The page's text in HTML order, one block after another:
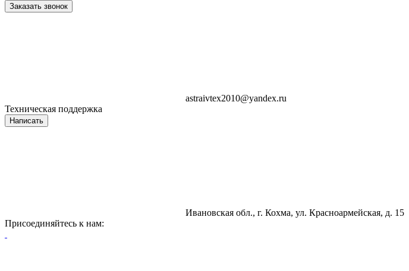
Заказать звонок
astraivtex2010@yandex.ru
Техническая поддержка
Написать
Ивановская обл., г. Кохма, ул. Красноармейская, д. 15
Присоединяйтесь к нам: